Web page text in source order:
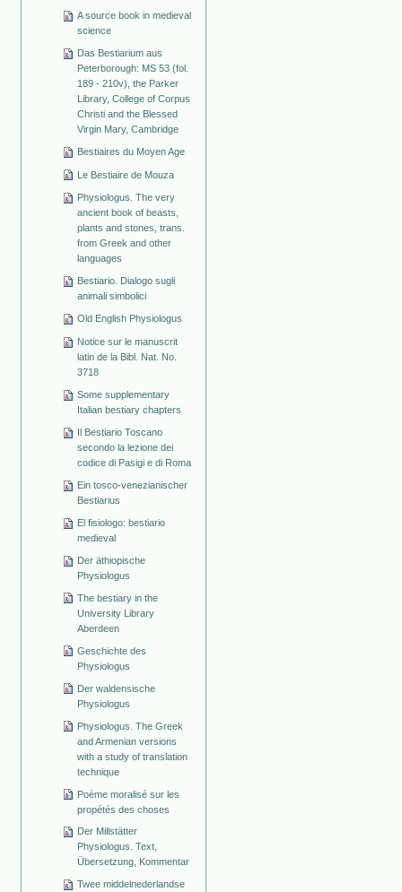
A source book in medieval
science
Das Bestiarium aus
Peterborough: MS 53 (fol.
189 - 210v), the Parker
Library, College of Corpus
Christi and the Blessed
Virgin Mary, Cambridge
Bestiaires du Moyen Age
Le Bestiaire de Mouza
Physiologus. The very
ancient book of beasts,
plants and stones, trans.
from Greek and other
languages
Bestiario. Dialogo sugli
animali simbolici
Old English Physiologus
Notice sur le manuscrit
latin de la Bibl. Nat. No.
3718
Some supplementary
Italian bestiary chapters
Il Bestiario Toscano
secondo la lezione dei
codice di Pasigi e di Roma
Ein tosco-venezianischer
Bestiarius
El fisiologo: bestiario
medieval
Der äthiopische
Physiologus
The bestiary in the
University Library
Aberdeen
Geschichte des
Physiologus
Der waldensische
Physiologus
Physiologus. The Greek
and Armenian versions
with a study of translation
technique
Poème moralisé sur les
propétés des choses
Der Millstätter
Physiologus. Text,
Übersetzung, Kommentar
Twee middelnederlandse